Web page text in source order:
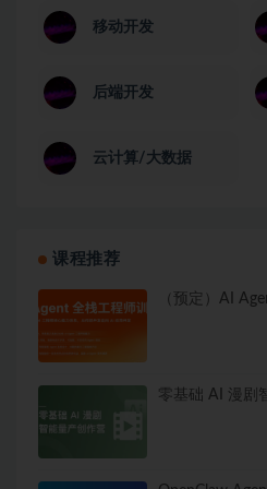
移动开发
后端开发
云计算/大数据
课程推荐
（预定）AI
零基础 AI 漫剧